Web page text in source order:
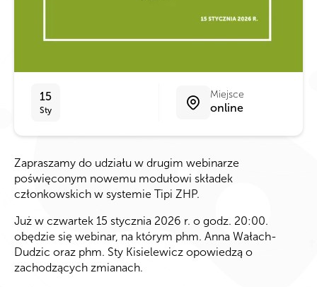
15
Sty
Miejsce
online
Zapraszamy do udziału w drugim webinarze
poświęconym nowemu modułowi składek
członkowskich w systemie Tipi ZHP.
Już w czwartek 15 stycznia 2026 r. o godz. 20:00.
obędzie się webinar, na którym phm. Anna Wałach-
Dudzic oraz phm. Sty Kisielewicz opowiedzą o
zachodzących zmianach.